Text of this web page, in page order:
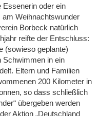
Essenerin oder ein
Weihnachtswunder
Borbeck natürlich
reifte der Entschluss:
(sowieso geplante)
Schwimmen in ein
Eltern und Familien
200 Kilometer in
so dass schließlich
übergeben werden
Aktion „Deutschland